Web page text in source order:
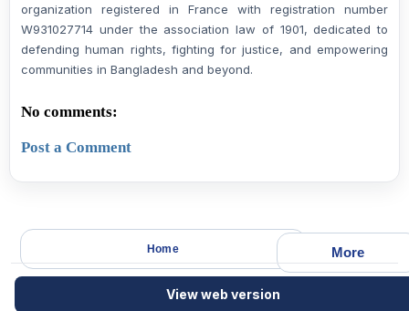
organization registered in France with registration number
W931027714 under the association law of 1901, dedicated to
defending human rights, fighting for justice, and empowering
communities in Bangladesh and beyond.
No comments:
Post a Comment
More
Home
View web version